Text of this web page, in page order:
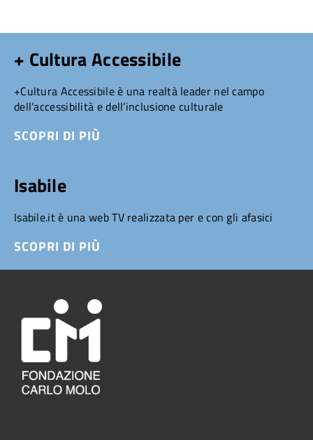
+ Cultura Accessibile
+Cultura Accessibile è una realtà leader nel campo
dell’accessibilità e dell’inclusione culturale
SCOPRI DI PIÙ
Isabile
Isabile.it è una web TV realizzata per e con gli afasici
SCOPRI DI PIÙ